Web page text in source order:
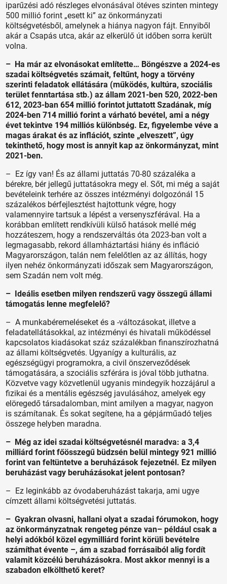
iparűzési adó részleges elvonásával ötéves szinten mintegy
500 millió forint „esett ki” az önkormányzati
költségvetésből, amelynek a hiánya nagyon fájt. Ennyiből
akár a Csapás utca, akár az elkerülő út időben sorra került
volna.
– Ha már az elvonásokat említette… Böngészve a 2024-es
szadai költségvetés számait, feltűnt, hogy a törvény
szerinti feladatok ellátására (működés, kultúra, szociális
terület fenntartása stb.) az állam 2021-ben 520, 2022-ben
612, 2023-ban 654 millió forintot juttatott Szadának, míg
2024-ben 714 millió forint a várható bevétel, ami a négy
évet tekintve 194 milliós különbség. Ez, figyelembe véve a
magas árakat és az inflációt, szinte „elveszett”, úgy
tekinthető, hogy most is annyit kap az önkormányzat, mint
2021-ben.
– Ez így van! És az állami juttatás 70-80 százaléka a
bérekre, bér jellegű juttatásokra megy el. Sőt, mi még a saját
bevételeink terhére az összes intézményi dolgozónál 15
százalékos bérfejlesztést hajtottunk végre, hogy
valamennyire tartsuk a lépést a versenyszférával. Ha a
korábban említett rendkívüli külső hatások mellé még
hozzáteszem, hogy a rendszerváltás óta 2023-ban volt a
legmagasabb, rekord államháztartási hiány és infláció
Magyarországon, talán nem felelőtlen az az állítás, hogy
ilyen nehéz önkormányzati időszak sem Magyarországon,
sem Szadán nem volt még.
– Ideális esetben milyen rendszerű vagy összegű állami
támogatás lenne megfelelő?
– A munkabéremeléseket és a -változásokat, illetve a
feladatellátásokkal, az intézményi és hivatali működéssel
kapcsolatos kiadásokat száz százalékban finanszírozhatná
az állami költségvetés. Ugyanígy a kulturális, az
egészségügyi programokra, a civil önszerveződések
támogatására, a szociális szférára is jóval több juthatna.
Közvetve vagy közvetlenül ugyanis mindegyik hozzájárul a
fizikai és a mentális egészség javulásához, amelyek egy
elöregedő társadalomban, mint amilyen a magyar, nagyon
is számítanak. És sokat segítene, ha a gépjárműadó teljes
összege helyben maradna.
– Még az idei szadai költségvetésnél maradva: a 3,4
milliárd forint főösszegű büdzsén belül mintegy 921 millió
forint van feltüntetve a beruházások fejezetnél. Ez milyen
beruházást vagy beruházásokat jelent pontosan?
– Ez leginkább az óvodaberuházást takarja, ami ugye
címzett állami költségvetési juttatás.
– Gyakran olvasni, hallani olyat a szadai fórumokon, hogy
az önkormányzatnak rengeteg pénze van– például csak a
helyi adókból közel egymilliárd forint körüli bevételre
számíthat évente –, ám a szabad forrásaiból alig fordít
valamit közcélú beruházásokra. Most akkor mennyi is a
szabadon elkölthető keret?